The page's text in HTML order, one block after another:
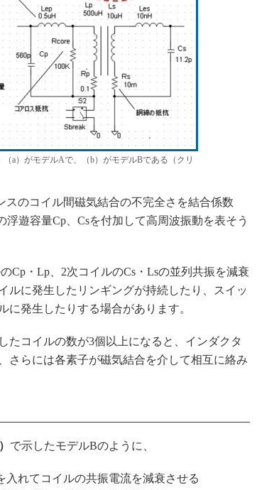
a）がモデルAで、（b）がモデルBである（クリ
スのコイル間磁気結合の不完全さを結合係数
遊容量Cp、Csを付加して高周波振動を表そう
・Lp、2次コイルのCs・Lsの並列共振を減衰
ルに発生したリンギングが持続したり、スイッ
発生したりする場合があります。
コイルの数が3個以上になると、インダクタ
さらには各素子が磁気結合を介して相互に絡み
で示したモデルBのように、
入れてコイルの共振電流を減衰させる